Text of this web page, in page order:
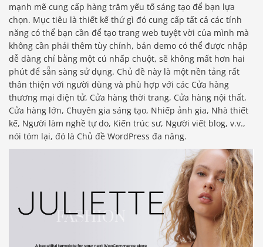
mạnh mẽ cung cấp hàng trăm yếu tố sáng tạo để bạn lựa
chọn. Mục tiêu là thiết kế thứ gì đó cung cấp tất cả các tính
năng có thể bạn cần để tạo trang web tuyệt vời của mình mà
không cần phải thêm tùy chỉnh, bản demo có thể được nhập
dễ dàng chỉ bằng một cú nhấp chuột, sẽ không mất hơn hai
phút để sẵn sàng sử dụng. Chủ đề này là một nền tảng rất
thân thiện với người dùng và phù hợp với các Cửa hàng
thương mại điện tử, Cửa hàng thời trang, Cửa hàng nội thất,
Cửa hàng lớn, Chuyên gia sáng tạo, Nhiếp ảnh gia, Nhà thiết
kế, Người làm nghề tự do, Kiến trúc sư, Người viết blog, v.v.,
nói tóm lại, đó là Chủ đề WordPress đa năng.